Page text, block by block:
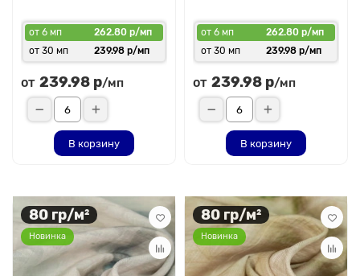
от 6 мп
262.80 р/мп
от 30 мп
239.98 р/мп
от 239.98 р/мп
В корзину
от 6 мп
262.80 р/мп
от 30 мп
239.98 р/мп
от 239.98 р/мп
В корзину
80 гр/м²
Новинка
80 гр/м²
Новинка